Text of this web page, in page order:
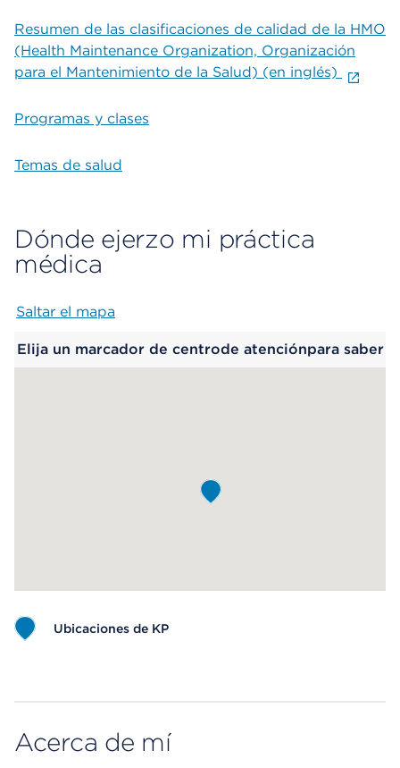
Resumen de las clasificaciones de calidad de la HMO
(Health Maintenance Organization, Organización
para el Mantenimiento de la Salud) (en inglés)
Programas y clases
Temas de salud
Dónde ejerzo mi práctica
médica
Saltar el mapa
Elija un marcador de centrode atenciónpara saber
Ubicaciones de KP
Acerca de mí